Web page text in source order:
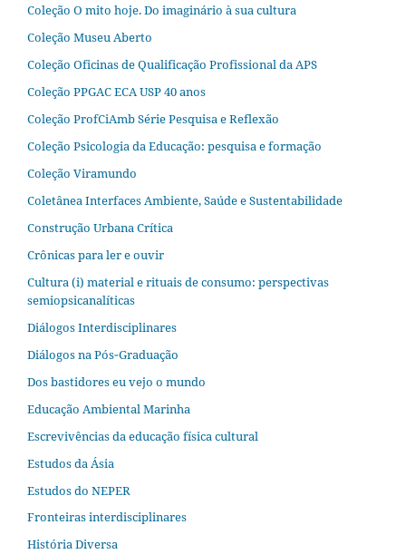
Coleção O mito hoje. Do imaginário à sua cultura
Coleção Museu Aberto
Coleção Oficinas de Qualificação Profissional da APS
Coleção PPGAC ECA USP 40 anos
Coleção ProfCiAmb Série Pesquisa e Reflexão
Coleção Psicologia da Educação: pesquisa e formação
Coleção Viramundo
Coletânea Interfaces Ambiente, Saúde e Sustentabilidade
Construção Urbana Crítica
Crônicas para ler e ouvir
Cultura (i) material e rituais de consumo: perspectivas
semiopsicanalíticas
Diálogos Interdisciplinares
Diálogos na Pós‐Graduação
Dos bastidores eu vejo o mundo
Educação Ambiental Marinha
Escrevivências da educação física cultural
Estudos da Ásia​
Estudos do NEPER
Fronteiras interdisciplinares
História Diversa